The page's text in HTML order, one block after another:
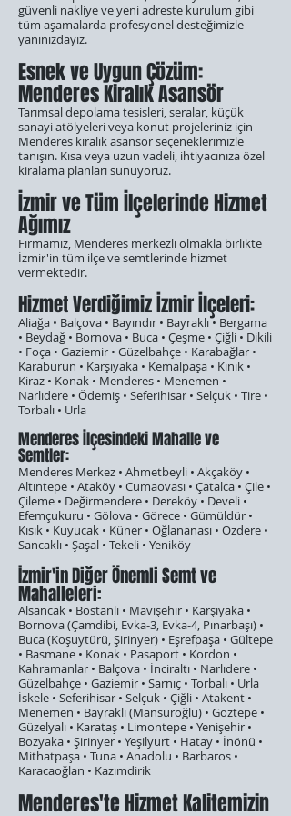
güvenli nakliye ve yeni adreste kurulum gibi
tüm aşamalarda profesyonel desteğimizle
yanınızdayız.
Esnek ve Uygun Çözüm:
Menderes Kiralık Asansör
Tarımsal depolama tesisleri, seralar, küçük
sanayi atölyeleri veya konut projeleriniz için
Menderes kiralık asansör seçeneklerimizle
tanışın. Kısa veya uzun vadeli, ihtiyacınıza özel
kiralama planları sunuyoruz.
İzmir ve Tüm İlçelerinde Hizmet
Ağımız
Firmamız, Menderes merkezli olmakla birlikte
İzmir'in tüm ilçe ve semtlerinde hizmet
vermektedir.
Hizmet Verdiğimiz İzmir İlçeleri:
Aliağa • Balçova • Bayındır • Bayraklı • Bergama
• Beydağ • Bornova • Buca • Çeşme • Çiğli • Dikili
• Foça • Gaziemir • Güzelbahçe • Karabağlar •
Karaburun • Karşıyaka • Kemalpaşa • Kınık •
Kiraz • Konak • Menderes • Menemen •
Narlıdere • Ödemiş • Seferihisar • Selçuk • Tire •
Torbalı • Urla
Menderes İlçesindeki Mahalle ve
Semtler:
Menderes Merkez • Ahmetbeyli • Akçaköy •
Altıntepe • Ataköy • Cumaovası • Çatalca • Çile •
Çileme • Değirmendere • Dereköy • Develi •
Efemçukuru • Gölova • Görece • Gümüldür •
Kısık • Kuyucak • Küner • Oğlananası • Özdere •
Sancaklı • Şaşal • Tekeli • Yeniköy
İzmir'in Diğer Önemli Semt ve
Mahalleleri:
Alsancak • Bostanlı • Mavişehir • Karşıyaka •
Bornova (Çamdibi, Evka-3, Evka-4, Pınarbaşı) •
Buca (Koşuytürü, Şirinyer) • Eşrefpaşa • Gültepe
• Basmane • Konak • Pasaport • Kordon •
Kahramanlar • Balçova • İnciraltı • Narlıdere •
Güzelbahçe • Gaziemir • Sarnıç • Torbalı • Urla
İskele • Seferihisar • Selçuk • Çiğli • Atakent •
Menemen • Bayraklı (Mansuroğlu) • Göztepe •
Güzelyalı • Karataş • Limontepe • Yenişehir •
Bozyaka • Şirinyer • Yeşilyurt • Hatay • İnönü •
Mithatpaşa • Tuna • Anadolu • Barbaros •
Karacaoğlan • Kazımdirik
Menderes'te Hizmet Kalitemizin